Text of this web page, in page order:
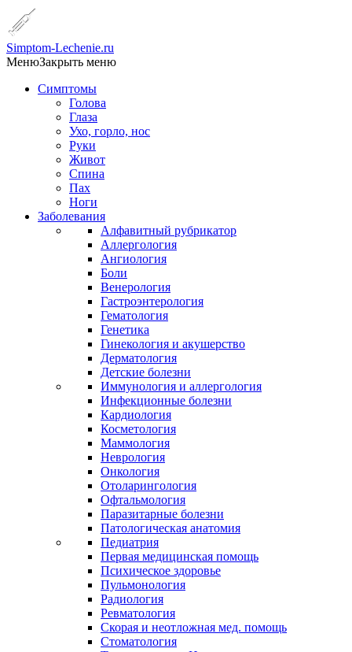
Simptom-Lechenie.ru
МенюЗакрыть меню
Симптомы
Голова
Глаза
Ухо, горло, нос
Руки
Живот
Спина
Пах
Ноги
Заболевания
Алфавитный рубрикатор
Аллергология
Ангиология
Боли
Венерология
Гастроэнтерология
Гематология
Генетика
Гинекология и акушерство
Дерматология
Детские болезни
Иммунология и аллергология
Инфекционные болезни
Кардиология
Косметология
Маммология
Неврология
Онкология
Отоларингология
Офтальмология
Паразитарные болезни
Патологическая анатомия
Педиатрия
Первая медицинская помощь
Психическое здоровье
Пульмонология
Радиология
Ревматология
Скорая и неотложная мед. помощь
Стоматология